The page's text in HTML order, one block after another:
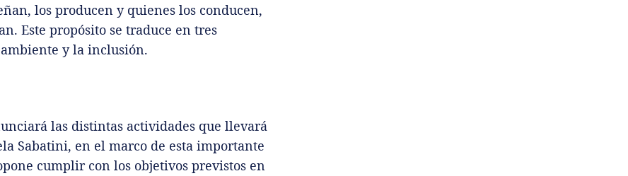
los producen y quienes los conducen,
Este propósito se traduce en tres
y la inclusión.
las distintas actividades que llevará
Sabatini, en el marco de esta importante
cumplir con los objetivos previstos en